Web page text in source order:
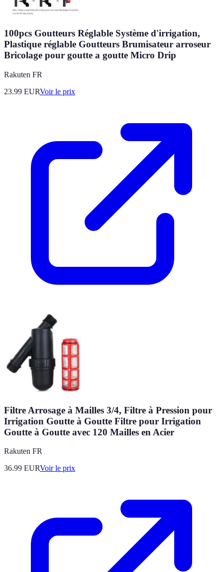
100pcs Goutteurs Réglable Système d'irrigation,
Plastique réglable Goutteurs Brumisateur arroseur
Bricolage pour goutte a goutte Micro Drip
Rakuten FR
23.99 EURVoir le prix
Filtre Arrosage à Mailles 3/4, Filtre à Pression pour
Irrigation Goutte à Goutte Filtre pour Irrigation
Goutte à Goutte avec 120 Mailles en Acier
Rakuten FR
36.99 EURVoir le prix